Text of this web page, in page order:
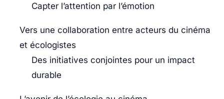
Capter l’attention par l’émotion
Vers une collaboration entre acteurs du cinéma
et écologistes
Des initiatives conjointes pour un impact
durable